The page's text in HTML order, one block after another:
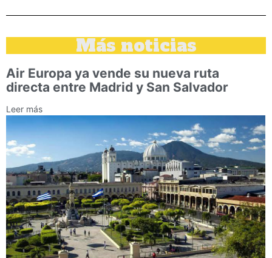
Más noticias
Air Europa ya vende su nueva ruta
directa entre Madrid y San Salvador
Leer más